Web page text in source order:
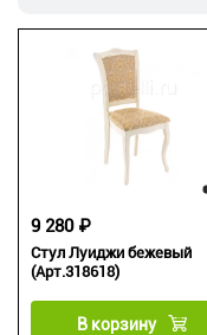
Стул Луиджи бежевый
(Арт.318618)
9 280 ₽
В корзину